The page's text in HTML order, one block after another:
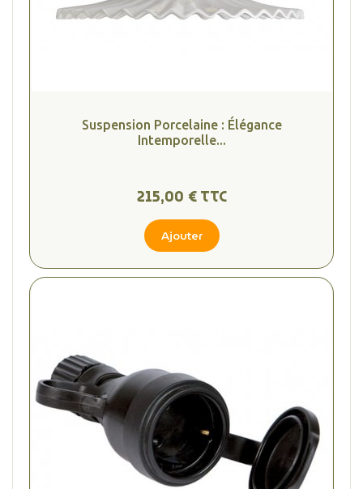
Suspension Porcelaine : Élégance
Intemporelle...
215,00 € TTC
Ajouter